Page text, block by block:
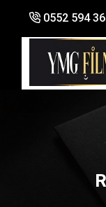
0552 594